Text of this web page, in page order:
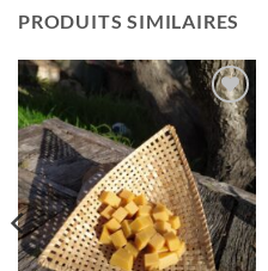
PRODUITS SIMILAIRES
Ajouter
à la liste
de
souhaits